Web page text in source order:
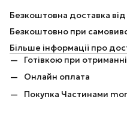
Безкоштовна доставка від
Безкоштовно при
Більше інформації про
Готівкою при отриманні
Онлайн оплата
Покупка Частинами